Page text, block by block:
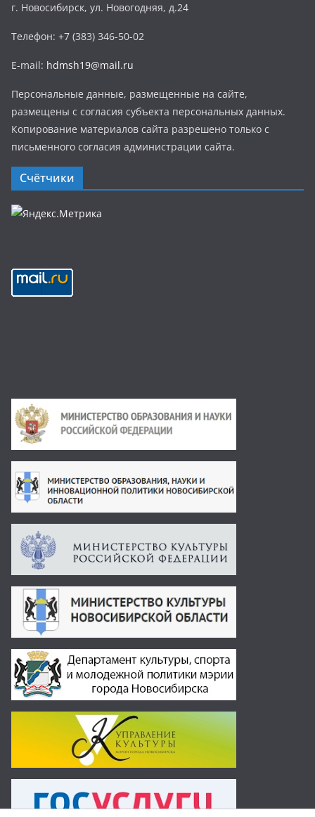
г. Новосибирск, ул. Новогодняя, д.24
Телефон: +7 (383) 346-50-02
E-mail: hdmsh19@mail.ru
Персональные данные, размещенные на сайте,
размещены с согласия субъекта персональных данных.
Копирование материалов сайта разрешено только с
письменного согласия администрации сайта.
Счётчики